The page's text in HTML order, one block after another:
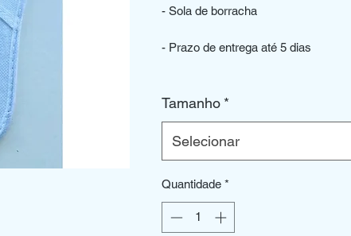
- Sola de borracha
- Prazo de entrega até 5 dias
Tamanho *
Selecionar
Quantidade *